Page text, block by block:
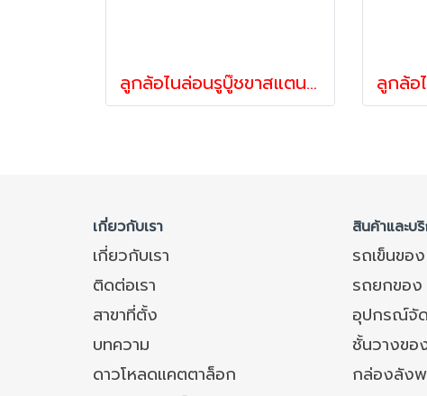
ลูกล้อไนล่อนรูบู๊ชขาสแตนเลสแป้นหมุน รับน้ำหนัก 35-68 กก. รุ่นCompact ยี่ห้อ Pareo
เกี่ยวกับเรา สินค้าและบ
เกี่ยวกับเรา รถเข็นของ
ติดต่อเรา
รถยกของ
สาขาที่ตั้ง
อุปกรณ์จัด
บทความ
ชั้นวางขอ
ดาวโหลดแคตตาล็อก
กล่องลัง